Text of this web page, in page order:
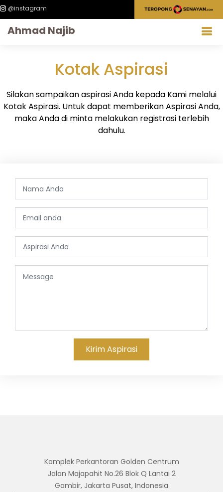
@instagram
Ahmad Najib
Kotak Aspirasi
Silakan sampaikan aspirasi Anda kepada Kami melalui
Kotak Aspirasi. Untuk dapat memberikan Aspirasi Anda,
maka Anda di minta melakukan registrasi terlebih
dahulu.
Kirim Aspirasi
Komplek Perkantoran Golden Centrum
Jalan Majapahit No.26 Blok Q Lantai 2
Gambir, Jakarta Pusat, Indonesia